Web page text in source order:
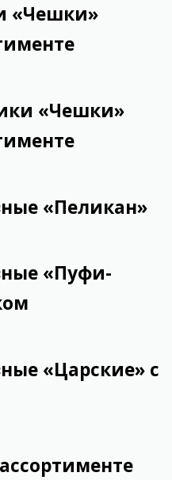
«Чешки»
«Чешки»
«Пеликан»
«Пуфи-
«Царские» с